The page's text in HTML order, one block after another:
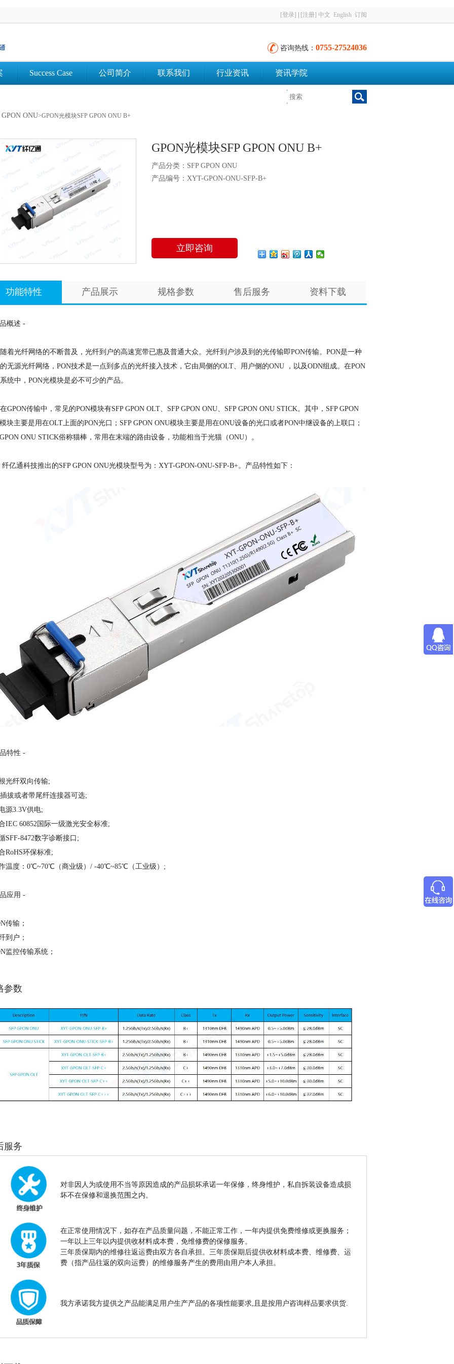
[登录] [注册] 中文 English 订阅
咨询热线： 0755-27524036
Success Case 公司简介 联系我们 行业资讯 资讯学院
GPON ONU>GPON光模块SFP GPON ONU B+
GPON光模块SFP GPON ONU B+
产品分类：SFP GPON ONU
产品编号：XYT-GPON-ONU-SFP-B+
立即咨询
功能特性 产品展示 规格参数 售后服务 资料下载
概述 -
纤网络的不断普及，光纤到户的高速宽带已惠及普通大众。光纤到户涉及到的光传输即PON传输。PON是一种
无源光纤网络，PON技术是一点到多点的光纤接入技术，它由局侧的OLT、用户侧的ONU ，以及ODN组成。在PON
统中，PON光模块是必不可少的产品。
传输中，常见的PON模块有SFP GPON OLT、SFP GPON ONU、SFP GPON ONU STICK。其中，SFP GPON
块主要是用在OLT上面的PON光口；SFP GPON ONU模块主要是用在ONU设备的光口或者PON中继设备的上联口；
ONU STICK俗称猫棒，常用在末端的路由设备，功能相当于光猫（ONU）。
科技推出的SFP GPON ONU光模块型号为：XYT-GPON-ONU-SFP-B+。产品特性如下：
特性 -
光纤双向传输;
拔或者带尾纤连接器可选;
源3.3V供电;
IEC 60852国际一级激光安全标准;
SFF-8472数字诊断接口;
RoHS环保标准;
温度：0℃~70℃（商业级）/ -40℃~85℃（工业级）;
应用 -
传输；
到户；
监控传输系统；
参数
服务
对非因人为或使用不当等原因造成的产品损坏承诺一年保修，终身维护，私自拆装设备造成损
坏不在保修和退换范围之内。
在正常使用情况下，如存在产品质量问题，不能正常工作，一年内提供免费维修或更换服务；
一年以上三年以内提供收材料成本费，免维修费的保修服务。
三年质保期内的维修往返运费由双方各自承担。三年质保期后提供收材料成本费、维修费、运
费（指产品往返的双向运费）的维修服务产生的费用由用户本人承担。
我方承诺我方提供之产品能满足用户生产产品的各项性能要求,且是按用户咨询样品要求供货.